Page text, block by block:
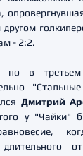
- 2:2.
но в
Дмитрий
у "Чайки"